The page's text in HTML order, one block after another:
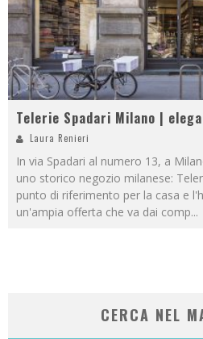
Telerie Spadari Milano |
Laura Renieri
In via Spadari al numero 13, a
uno storico negozio milanese:
punto di riferimento per la casa e
un'ampia offerta che va dai comp...
CERCA NEL